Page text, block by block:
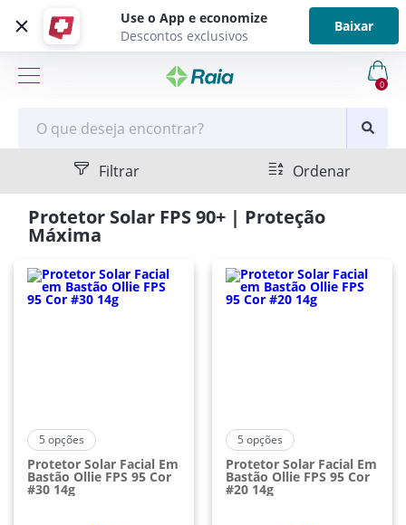
Use o App e economize
Descontos exclusivos
Baixar
0
Filtrar Ordenar
Protetor Solar FPS 90+ | Proteção
Máxima
5 opções
Protetor Solar Facial Em
Bastão Ollie FPS 95 Cor
#30 14g
5 opções
Protetor Solar Facial Em
Bastão Ollie FPS 95 Cor
#20 14g